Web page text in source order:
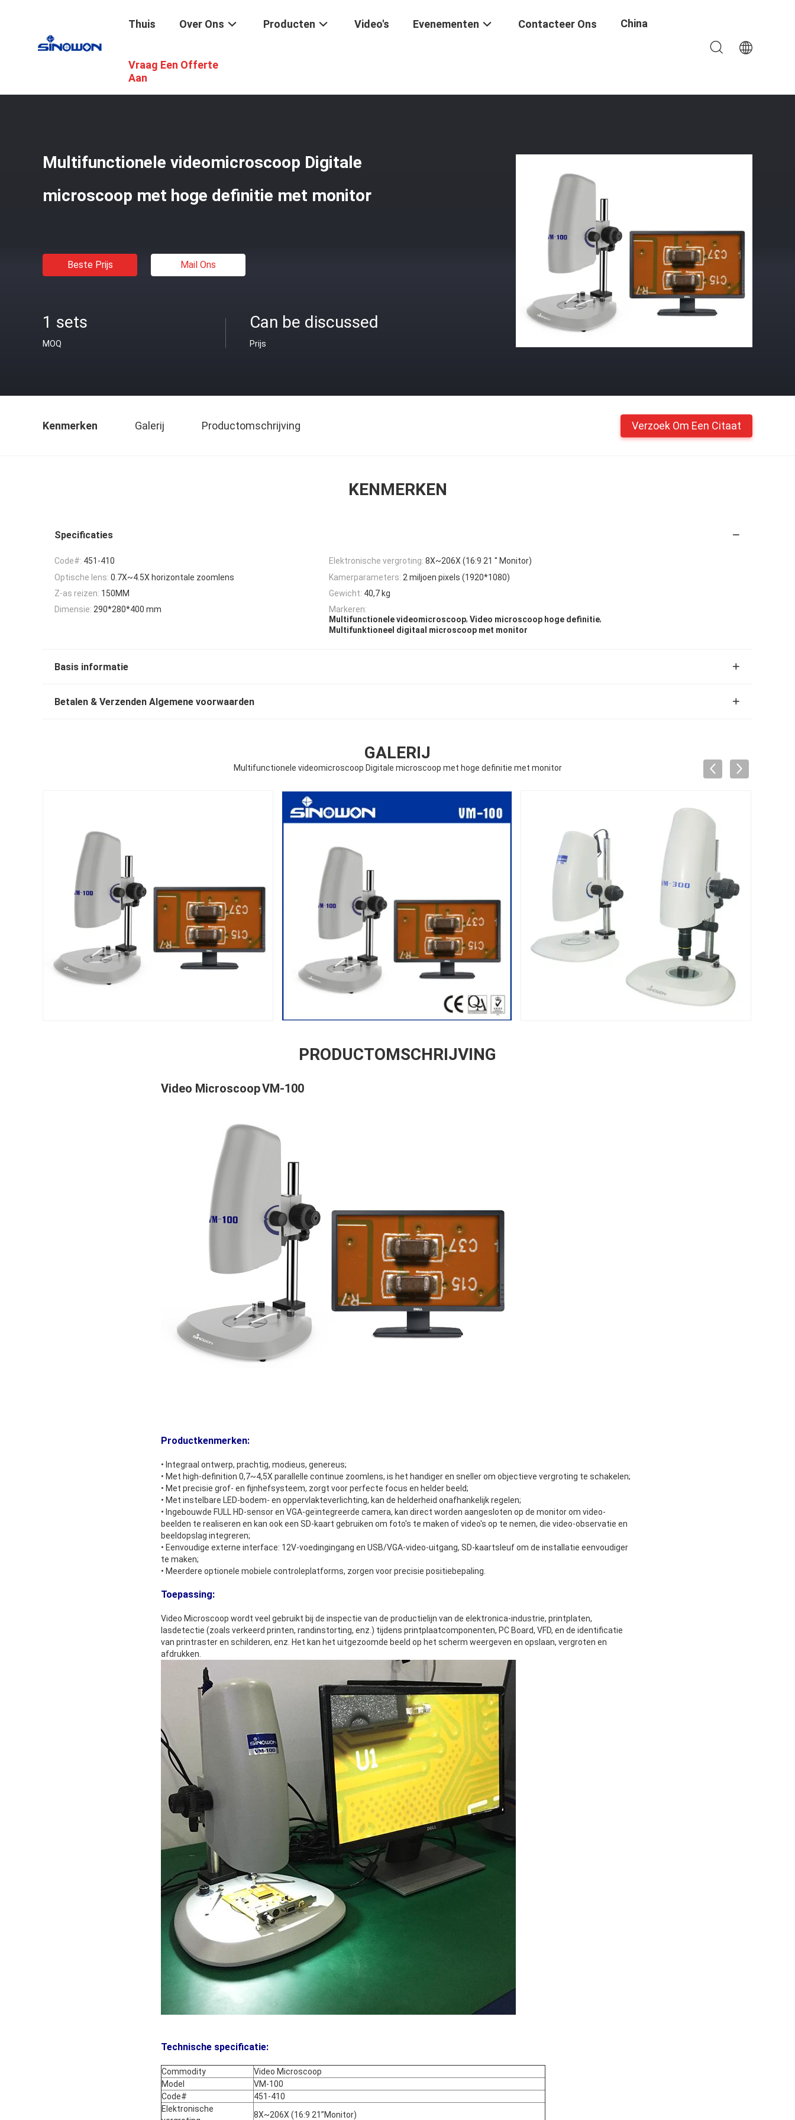
Thuis Over Ons Producten Video's Evenementen Contacteer Ons China
Vraag Een Offerte
Aan
Optische Microscopen /
Multifunctionele videomicroscoop Digitale
microscoop met hoge definitie met monitor
Beste Prijs Mail Ons
1 sets
MOQ
Can be discussed
Prijs
Kenmerken Galerij Productomschrijving Verzoek Om Een Citaat
KENMERKEN
Specificaties
Code#: 451-410 Elektronische vergroting: 8X~206X (16:9 21 ′′ Monitor)
Optische lens: 0.7X~4.5X horizontale zoomlens Kamerparameters: 2 miljoen pixels (1920*1080)
Z-as reizen: 150MM Gewicht: 40,7 kg
Dimensie: 290*280*400 mm
Markeren:
Multifunctionele videomicroscoop, Video microscoop hoge definitie,
Multifunktioneel digitaal microscoop met monitor
Basis informatie
Betalen & Verzenden Algemene voorwaarden
GALERIJ
Multifunctionele videomicroscoop Digitale microscoop met hoge definitie met monitor
PRODUCTOMSCHRIJVING
Video MicroscoopVM-100
Productkenmerken:
• Integraal ontwerp, prachtig, modieus, genereus;
• Met high-definition 0,7~4,5X parallelle continue zoomlens, is het handiger en sneller om objectieve vergroting te schakelen;
• Met precisie grof- en fijnhefsysteem, zorgt voor perfecte focus en helder beeld;
• Met instelbare LED-bodem- en oppervlakteverlichting, kan de helderheid onafhankelijk regelen;
• Ingebouwde FULL HD-sensor en VGA-geïntegreerde camera, kan direct worden aangesloten op de monitor om video-
beelden te realiseren en kan ook een SD-kaart gebruiken om foto's te maken of video's op te nemen, die video-observatie en
beeldopslag integreren;
• Eenvoudige externe interface: 12V-voedingingang en USB/VGA-video-uitgang, SD-kaartsleuf om de installatie eenvoudiger
te maken;
• Meerdere optionele mobiele controleplatforms, zorgen voor precisie positiebepaling.
Toepassing:
Video Microscoop wordt veel gebruikt bij de inspectie van de productielijn van de elektronica-industrie, printplaten,
lasdetectie (zoals verkeerd printen, randinstorting, enz.) tijdens printplaatcomponenten, PC Board, VFD, en de identificatie
van printraster en schilderen, enz. Het kan het uitgezoomde beeld op het scherm weergeven en opslaan, vergroten en
afdrukken.
Technische specificatie:
Commodity
Video Microscoop
Model
VM-100
Code#
451-410
Elektronische
8X~206X (16:9 21”Monitor)